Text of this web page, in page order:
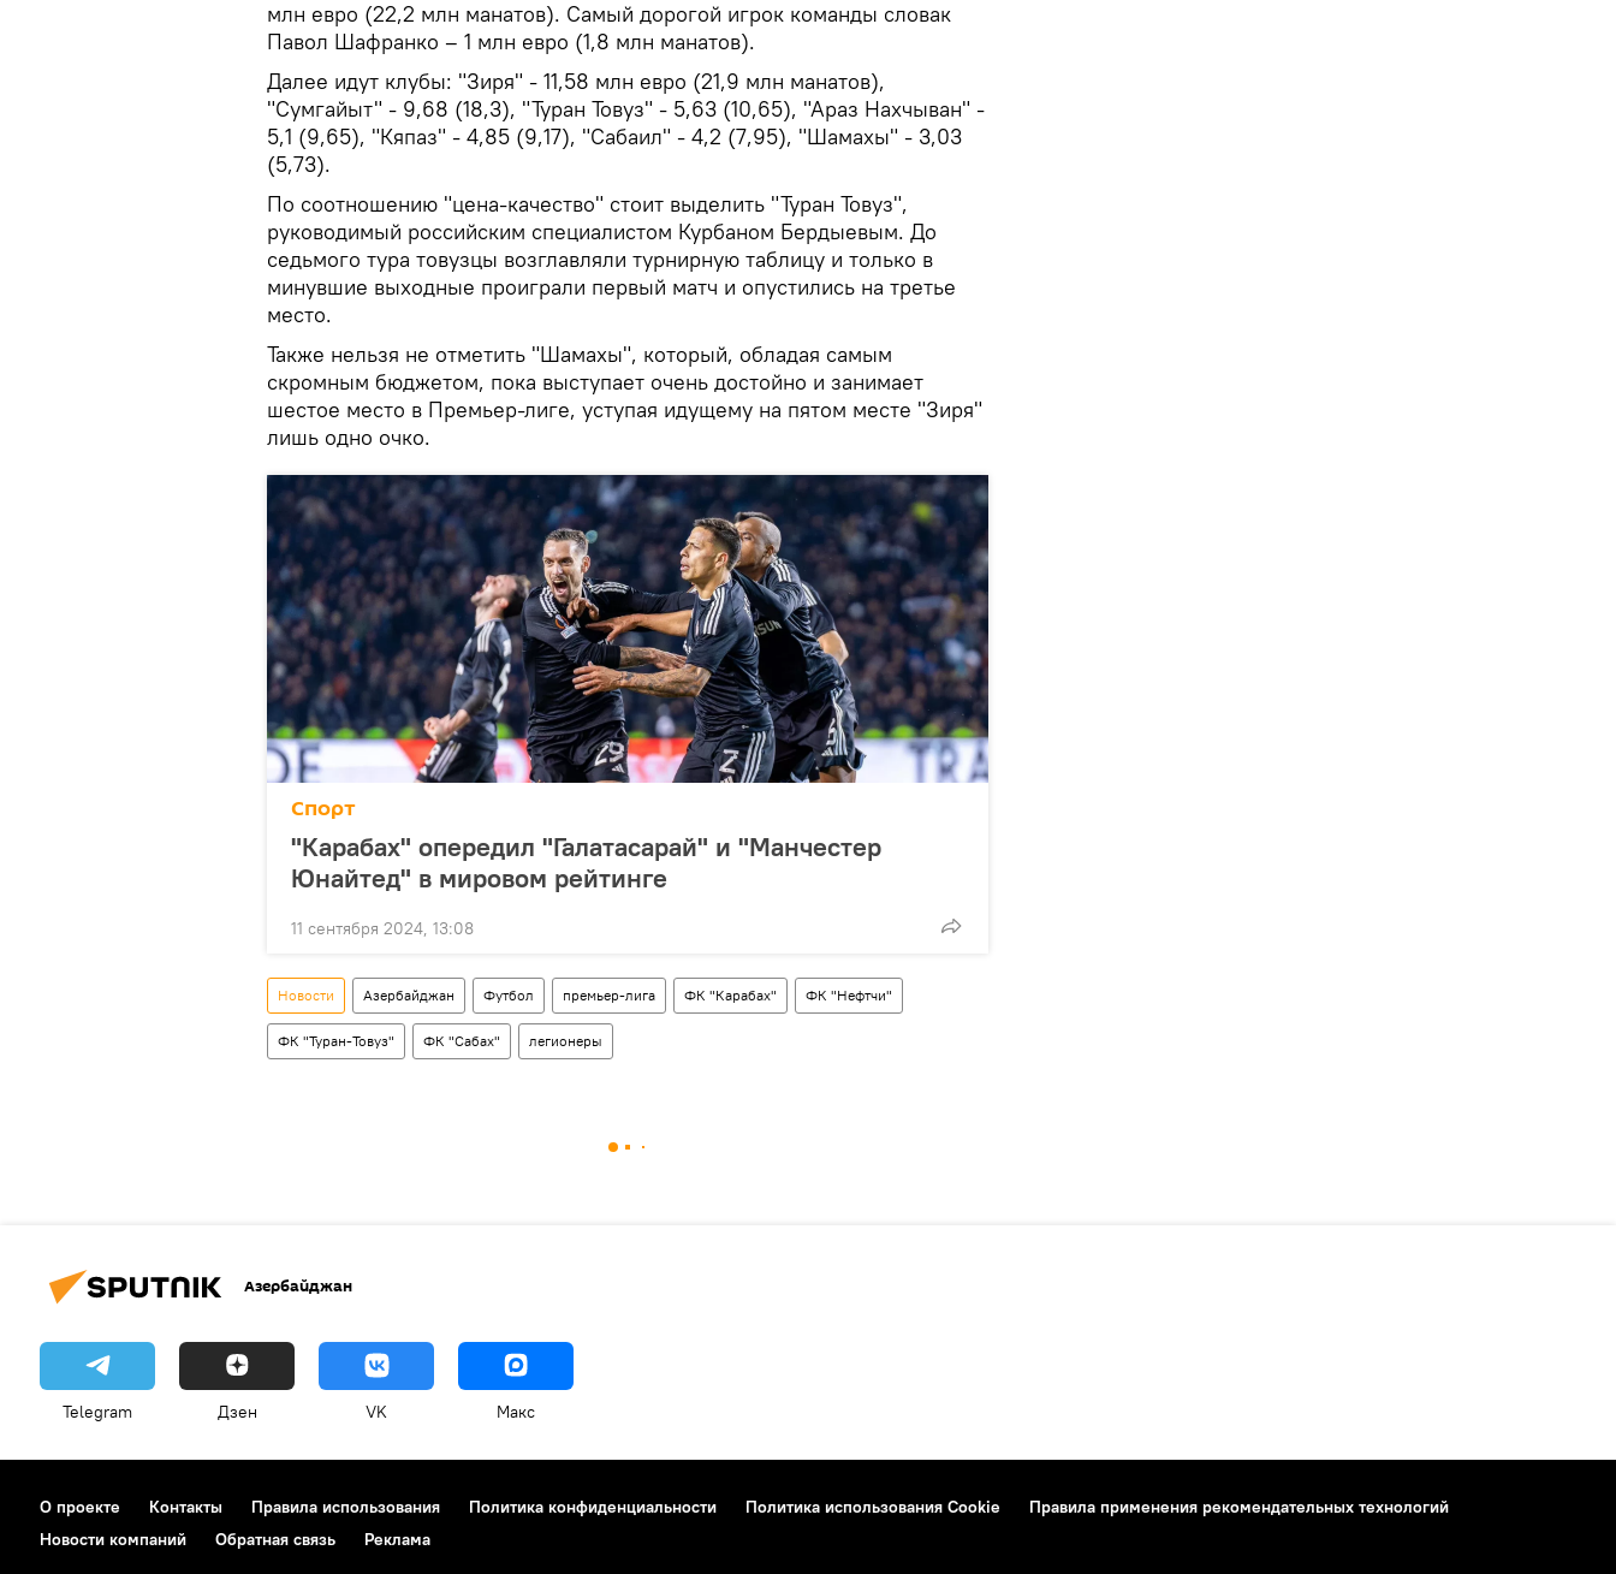
млн евро (22,2 млн манатов). Самый дорогой игрок команды словак
Павол Шафранко – 1 млн евро (1,8 млн манатов).
Далее идут клубы: "Зиря" - 11,58 млн евро (21,9 млн манатов),
"Сумгайыт" - 9,68 (18,3), "Туран Товуз" - 5,63 (10,65), "Араз Нахчыван" -
5,1 (9,65), "Кяпаз" - 4,85 (9,17), "Сабаил" - 4,2 (7,95), "Шамахы" - 3,03
(5,73).
По соотношению "цена-качество" стоит выделить "Туран Товуз",
руководимый российским специалистом Курбаном Бердыевым. До
седьмого тура товузцы возглавляли турнирную таблицу и только в
минувшие выходные проиграли первый матч и опустились на третье
место.
Также нельзя не отметить "Шамахы", который, обладая самым
скромным бюджетом, пока выступает очень достойно и занимает
шестое место в Премьер-лиге, уступая идущему на пятом месте "Зиря"
лишь одно очко.
Спорт
"Карабах" опередил "Галатасарай" и "Манчестер
Юнайтед" в мировом рейтинге
11 сентября 2024, 13:08
Новости Азербайджан Футбол премьер-лига ФК "Карабах" ФК "Нефтчи"
ФК "Туран-Товуз" ФК "Сабах" легионеры
Азербайджан
Telegram Дзен VK Макс
О проекте Контакты Правила использования Политика конфиденциальности Политика использования Cookie
Правила применения рекомендательных технологий
Новости компаний
Обратная связь Реклама